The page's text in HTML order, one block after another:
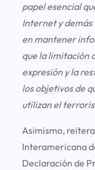
papel esencial
Internet y
en mantener
que la limitación
expresión y la
los objetivos de
utilizan el
Asimismo,
Interamericana
Declaración de